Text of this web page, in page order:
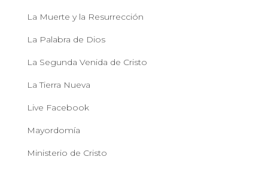
La Muerte y la Resurrección
La Palabra de Dios
La Segunda Venida de Cristo
La Tierra Nueva
Live Facebook
Mayordomía
Ministerio de Cristo